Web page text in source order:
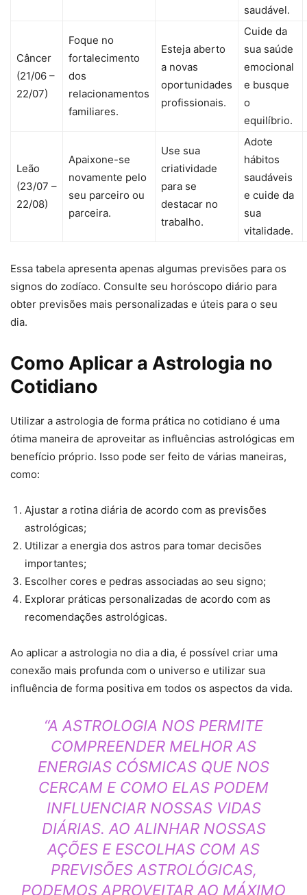
saudável.
Câncer
(21/06 –
22/07)
Foque no
fortalecimento
dos
relacionamentos
familiares.
Esteja aberto
a novas
oportunidades
profissionais.
Cuide da
sua saúde
emocional
e busque
o
equilíbrio.
Leão
(23/07 –
22/08)
Apaixone-se
novamente pelo
seu parceiro ou
parceira.
Use sua
criatividade
para se
destacar no
trabalho.
Adote
hábitos
saudáveis
e cuide da
sua
vitalidade.
Essa tabela apresenta apenas algumas previsões para os
signos do zodíaco. Consulte seu horóscopo diário para
obter previsões mais personalizadas e úteis para o seu
dia.
Como Aplicar a Astrologia no
Cotidiano
Utilizar a astrologia de forma prática no cotidiano é uma
ótima maneira de aproveitar as influências astrológicas em
benefício próprio. Isso pode ser feito de várias maneiras,
como:
Ajustar a rotina diária de acordo com as previsões
astrológicas;
Utilizar a energia dos astros para tomar decisões
importantes;
Escolher cores e pedras associadas ao seu signo;
Explorar práticas personalizadas de acordo com as
recomendações astrológicas.
Ao aplicar a astrologia no dia a dia, é possível criar uma
conexão mais profunda com o universo e utilizar sua
influência de forma positiva em todos os aspectos da vida.
“A ASTROLOGIA NOS PERMITE
COMPREENDER MELHOR AS
ENERGIAS CÓSMICAS QUE NOS
CERCAM E COMO ELAS PODEM
INFLUENCIAR NOSSAS VIDAS
DIÁRIAS. AO ALINHAR NOSSAS
AÇÕES E ESCOLHAS COM AS
PREVISÕES ASTROLÓGICAS,
PODEMOS APROVEITAR AO MÁXIMO